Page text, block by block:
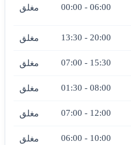
00:00 - 06:00 مغلق
13:30 - 20:00 مغلق
07:00 - 15:30 مغلق
01:30 - 08:00 مغلق
07:00 - 12:00 مغلق
06:00 - 10:00 مغلق